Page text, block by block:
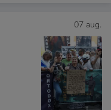
07 aug.